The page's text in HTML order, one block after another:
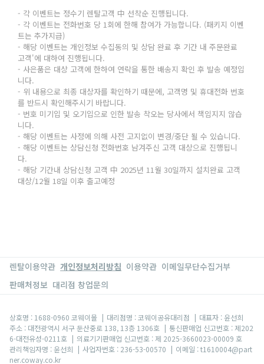
- 각 이벤트는 정수기 렌탈고객 中 선착순 진행됩니다.
- 각 이벤트는 전화번호 당 1회에 한해 참여가 가능합니다. (패키지 이벤
트는 추가지급)
- 해당 이벤트는 개인정보 수집동의 및 상담 완료 후 기간 내 주문완료
고객'에 대하여 진행됩니다.
- 사은품은 대상 고객에 한하여 연락을 통한 배송지 확인 후 발송 예정입
니다.
- 위 내용으로 최종 대상자를 확인하기 때문에, 고객명 및 휴대전화 번호
를 반드시 확인해주시기 바랍니다.
- 번호 미기입 및 오기입으로 인한 발송 착오는 당사에서 책임지지 않습
니다.
- 해당 이벤트는 사정에 의해 사전 고지없이 변경/중단 될 수 있습니다.
- 해당 이벤트는 상담신청 전화번호 남겨주신 고객 대상으로 진행됩니
다.
- 해당 기간내 상담신청 고객 中 2025년 11월 30일까지 설치완료 고객
대상/12월 18일 이후 출고예정
렌탈이용약관 개인정보처리방침 이용약관 이메일무단수집거부
판매처정보 대리점 창업문의
상호명 : 1688-0960 코웨이몰 | 대리점명 : 코웨이공유대리점 | 대표자 : 윤선희
주소 : 대전광역시 서구 둔산중로 138, 13층 1306호 | 통신판매업 신고번호 : 제202
6-대전유성-0211호 | 의료기기판매업 신고번호 : 제 2025-3660023-00009 호
관리책임자명 : 윤선희 | 사업자번호 : 236-53-00570 | 이메일 : t1610004@part
ner.coway.co.kr